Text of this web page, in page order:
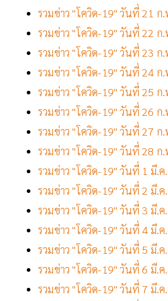
รวมข่าว "โควิด-19" วันที่ 21 ก
รวมข่าว "โควิด-19" วันที่ 22 ก
รวมข่าว "โควิด-19" วันที่ 23 ก
รวมข่าว "โควิด-19" วันที่ 24 ก
รวมข่าว "โควิด-19" วันที่ 25 ก
รวมข่าว "โควิด-19" วันที่ 26 ก
รวมข่าว "โควิด-19" วันที่ 27 ก
รวมข่าว "โควิด-19" วันที่ 28 ก
รวมข่าว "โควิด-19" วันที่ 1 มี.
รวมข่าว "โควิด-19" วันที่ 2 มี.
รวมข่าว "โควิด-19" วันที่ 3 มี.
รวมข่าว "โควิด-19" วันที่ 4 มี.
รวมข่าว "โควิด-19" วันที่ 5 มี.
รวมข่าว "โควิด-19" วันที่ 6 มี.
รวมข่าว "โควิด-19" วันที่ 7 มี.